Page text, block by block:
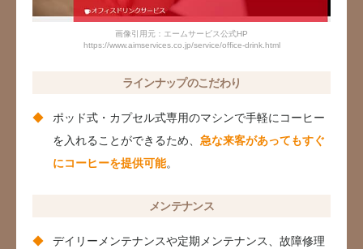
画像引用元：エームサービス公式HP
https://www.aimservices.co.jp/service/office-drink.html
ラインナップのこだわり
ポッド式・カプセル式専用のマシンで手軽にコーヒー
を入れることができるため、 急な来客があってもすぐ
にコーヒーを提供可能。
メンテナンス
デイリーメンテナンスや定期メンテナンス、故障修理